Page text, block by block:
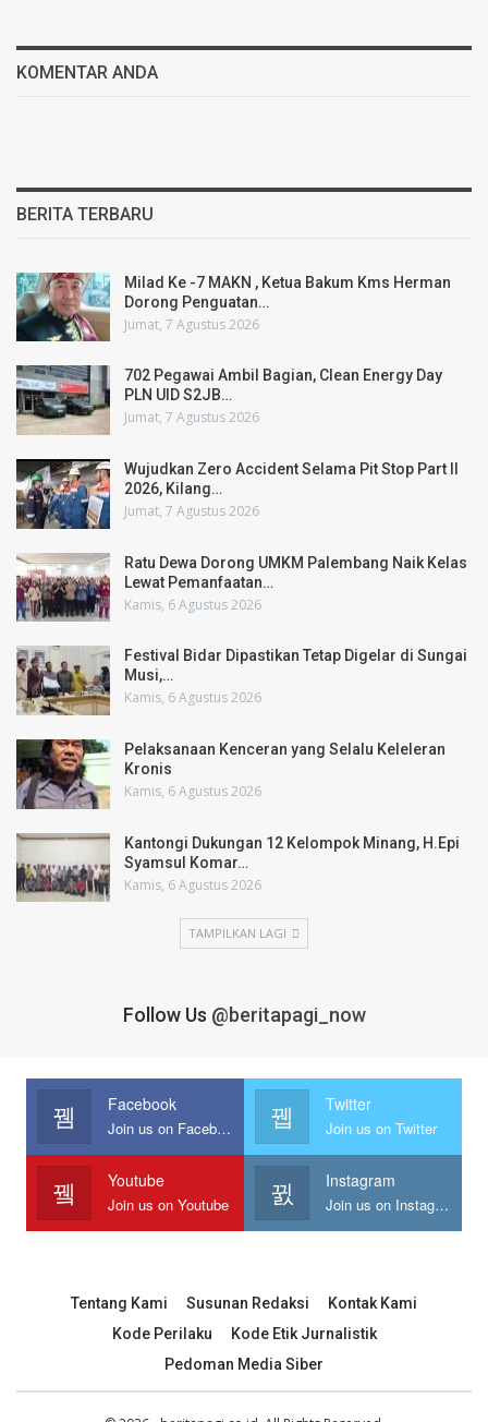
KOMENTAR ANDA
BERITA TERBARU
Milad Ke -7 MAKN , Ketua Bakum Kms Herman
Dorong Penguatan…
Jumat, 7 Agustus 2026
702 Pegawai Ambil Bagian, Clean Energy Day
PLN UID S2JB…
Jumat, 7 Agustus 2026
Wujudkan Zero Accident Selama Pit Stop Part II
2026, Kilang…
Jumat, 7 Agustus 2026
Ratu Dewa Dorong UMKM Palembang Naik Kelas
Lewat Pemanfaatan…
Kamis, 6 Agustus 2026
Festival Bidar Dipastikan Tetap Digelar di Sungai
Musi,…
Kamis, 6 Agustus 2026
Pelaksanaan Kenceran yang Selalu Keleleran
Kronis
Kamis, 6 Agustus 2026
Kantongi Dukungan 12 Kelompok Minang, H.Epi
Syamsul Komar…
Kamis, 6 Agustus 2026
TAMPILKAN LAGI
Follow Us @beritapagi_now
Facebook
Join us on Facebook
Twitter
Join us on Twitter
Youtube
Join us on Youtube
Instagram
Join us on Instagram
Tentang Kami Susunan Redaksi
Kontak Kami
Kode Perilaku
Kode Etik Jurnalistik
Pedoman Media Siber